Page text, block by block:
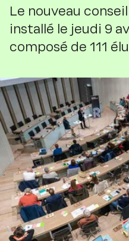
Le nouveau
installé le jeudi 9
composé de 111